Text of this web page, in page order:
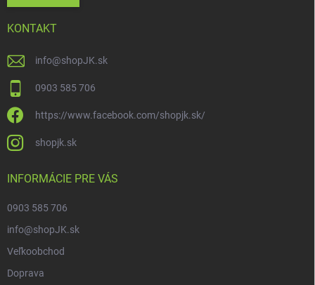
KONTAKT
info@shopJK.sk
0903 585 706
https://www.facebook.com/shopjk.sk/
shopjk.sk
INFORMÁCIE PRE VÁS
0903 585 706
info@shopJK.sk
Veľkoobchod
Doprava